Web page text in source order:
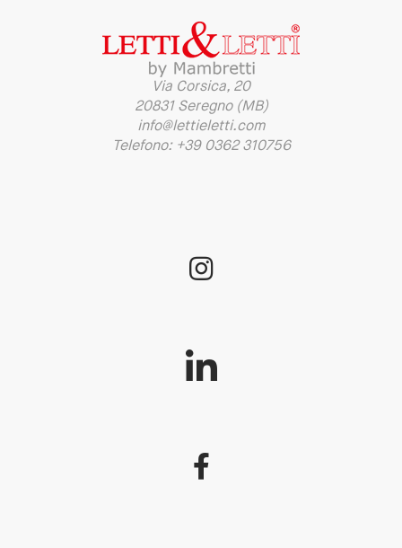
Via Corsica, 20
20831 Seregno (MB)
info@lettieletti.com
Telefono: +39 0362 310756